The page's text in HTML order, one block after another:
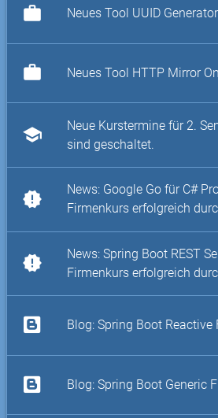
work Neues Tool UUID
work Neues Tool HTTP Mirror
school
Neue Kurstermine für 2.
sind geschaltet.
new_releases
News: Google Go für C#
Firmenkurs erfolgreich
new_releases
News: Spring Boot REST
Firmenkurs erfolgreich
Blog: Spring Boot Reactive
Blog: Spring Boot Generic